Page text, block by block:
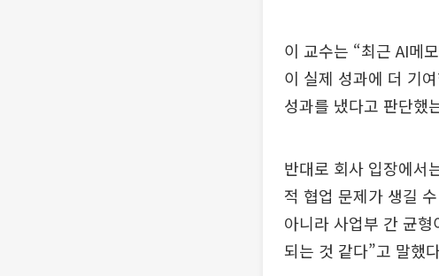
이 교수는 “최근 AI메
이 실제 성과에 더 기
성과를 냈다고 판단했
반대로 회사 입장에서
적 협업 문제가 생길
아니라 사업부 간 균
되는 것 같다”고 말했